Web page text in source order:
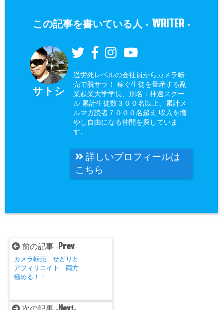
この記事を書いている人 - WRITER-
サトシ
過労死レベルの会社員からカメラ転
売で脱サラ！ 稼ぐ生徒を量産する副
業起業大学学長、別名：神速スクー
ル 累計生徒数３００名以上、累計メ
ルマガ読者７０００名超え 収入を増
やし自由になる仲間を探していま
す。
詳しいプロフィールは
こちら
前の記事 - Prev-
カメラ転売 せどりと
アフィリエイト 両方
極める！！